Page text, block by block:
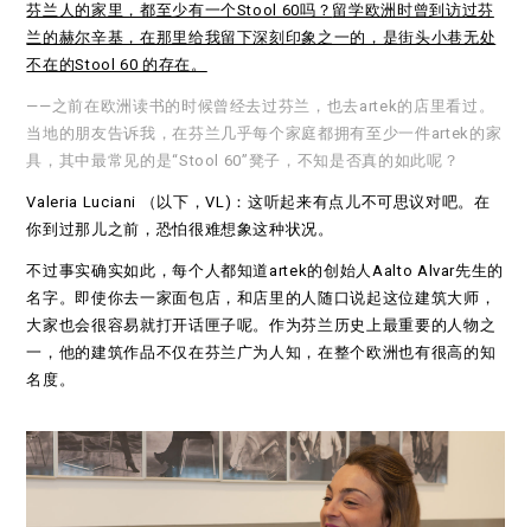
芬兰人的家里，都至少有一个Stool 60吗？ 留学欧洲时曾到访过芬
兰的赫尔辛基，在那里给我留下深刻印象之一的，是街头小巷无处
不在的Stool 60 的存在。
——之前在欧洲读书的时候曾经去过芬兰，也去artek的店里看过。
当地的朋友告诉我，在芬兰几乎每个家庭都拥有至少一件artek的家
具，其中最常见的是“Stool 60”凳子，不知是否真的如此呢？
Valeria Luciani （以下，VL)：这听起来有点儿不可思议对吧。在
你到过那儿之前，恐怕很难想象这种状况。
不过事实确实如此，每个人都知道artek的创始人Aalto Alvar先生的
名字。即使你去一家面包店，和店里的人随口说起这位建筑大师，
大家也会很容易就打开话匣子呢。作为芬兰历史上最重要的人物之
一，他的建筑作品不仅在芬兰广为人知，在整个欧洲也有很高的知
名度。